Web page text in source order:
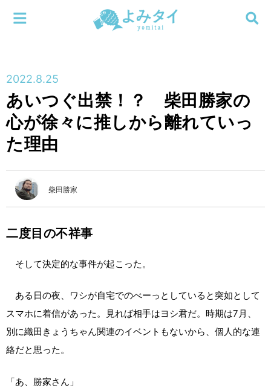
連載
検索する
メニューを閉じる
2022.8.25
あいつぐ出禁！？ 柴田勝家の
心が徐々に推しから離れていっ
た理由
柴田勝家
二度目の不祥事
そして決定的な事件が起こった。
ある日の夜、ワシが自宅でのべーっとしていると突如として
スマホに着信があった。見れば相手はヨシ君だ。時期は7月、
別に織田きょうちゃん関連のイベントもないから、個人的な連
絡だと思った。
「あ、勝家さん」